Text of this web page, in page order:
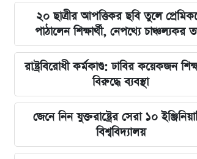
২০ ছাত্রীর আপত্তিকর ছবি তুলে
পাঠালেন শিক্ষার্থী, নেপথ্যে চাঞ্চল্যকর
রাষ্ট্রবিরোধী কর্মকাণ্ড: ঢাবির কয়েকজন
বিরুদ্ধে ব্যবস্থা
জেনে নিন যুক্তরাষ্ট্রের সেরা ১০
বিশ্ববিদ্যালয়